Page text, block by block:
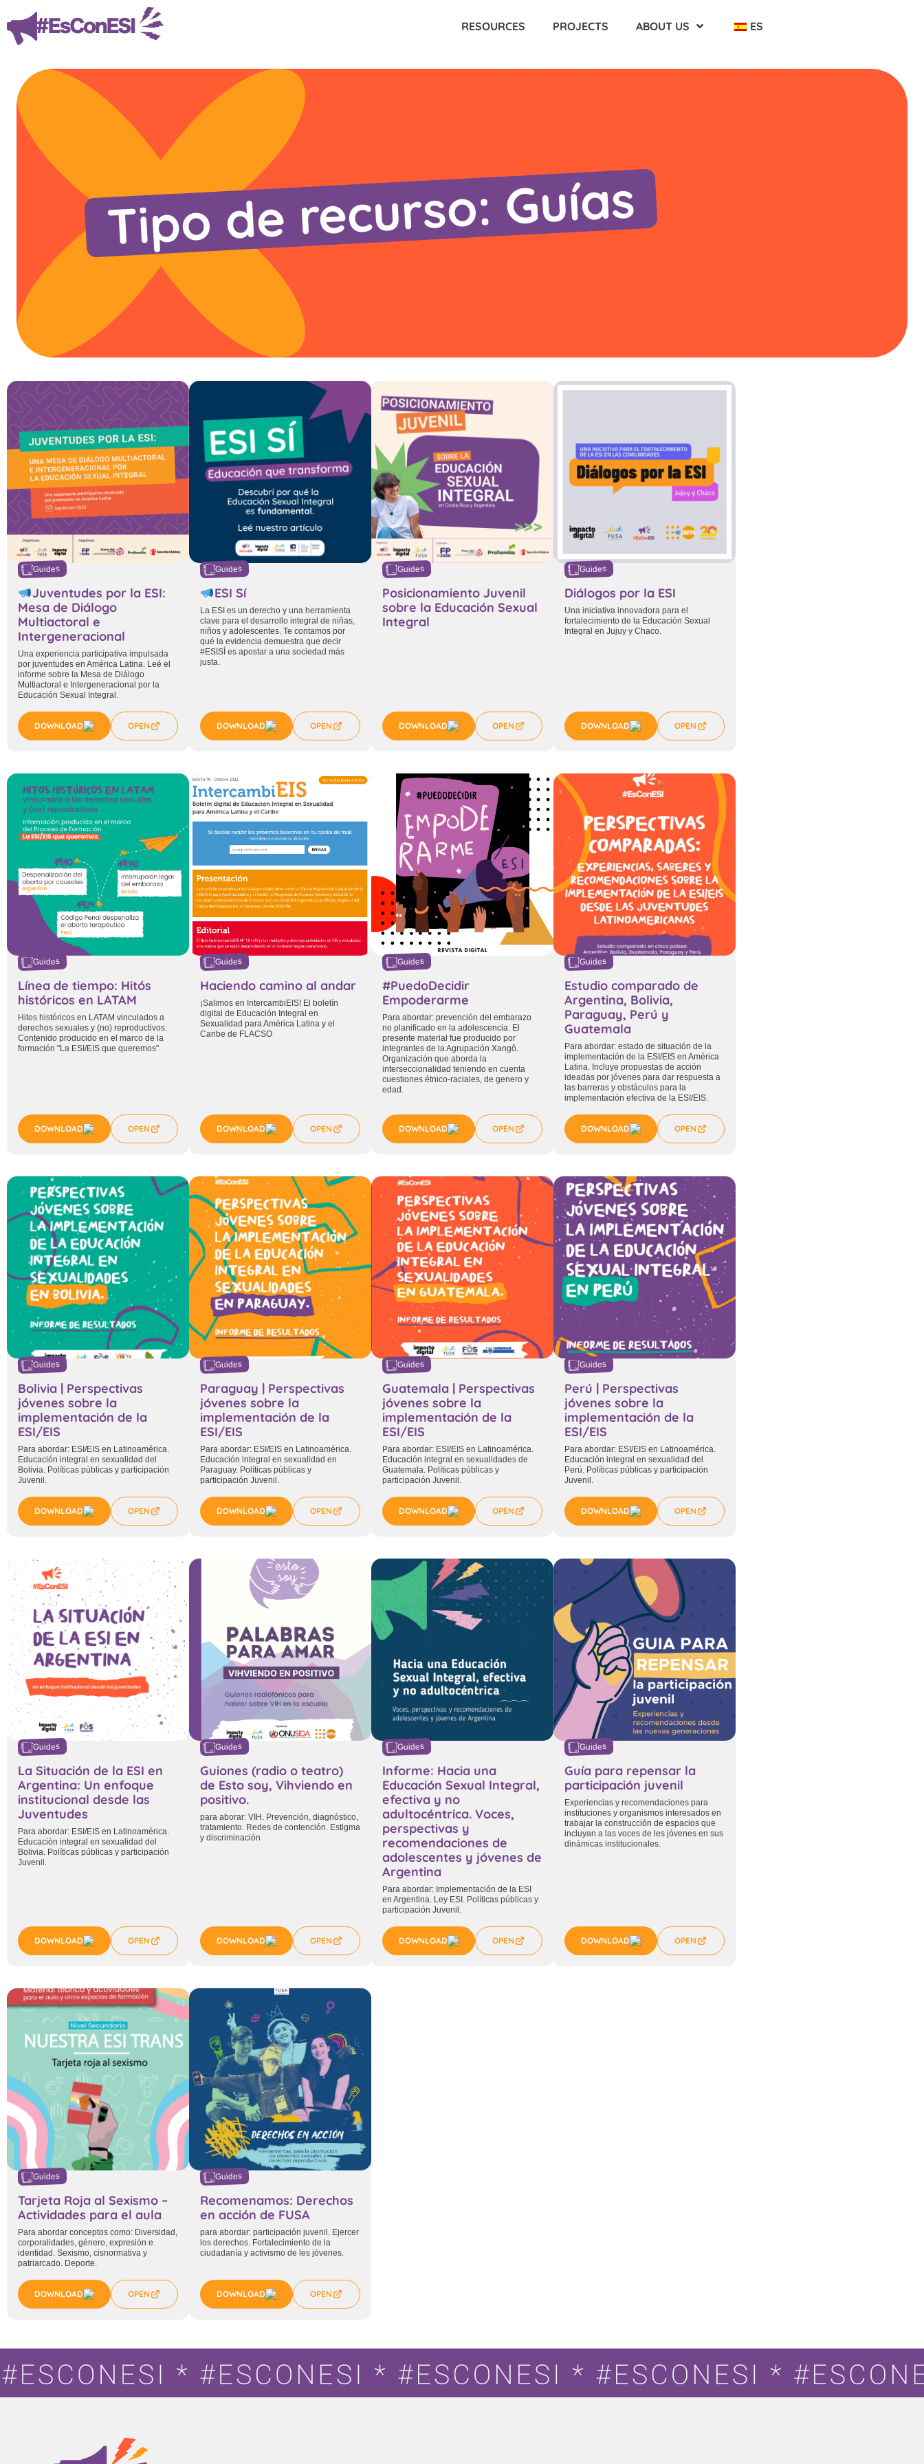
RESOURCES PROJECTS ABOUT US ES
Tipo de recurso: Guías
Guides
Juventudes por la ESI:
Mesa de Diálogo
Multiactoral e
Intergeneracional
Una experiencia participativa impulsada
por juventudes en América Latina. Leé el
informe sobre la Mesa de Diálogo
Multiactoral e Intergeneracional por la
Educación Sexual Integral.
DOWNLOAD OPEN
Guides
ESI Sí
La ESI es un derecho y una herramienta
clave para el desarrollo integral de niñas,
niños y adolescentes. Te contamos por
qué la evidencia demuestra que decir
#ESISÍ es apostar a una sociedad más
justa.
DOWNLOAD OPEN
Guides
Posicionamiento Juvenil
sobre la Educación Sexual
Integral
DOWNLOAD OPEN
Guides
Diálogos por la ESI
Una iniciativa innovadora para el
fortalecimiento de la Educación Sexual
Integral en Jujuy y Chaco.
DOWNLOAD OPEN
Guides
Línea de tiempo: Hitós
históricos en LATAM
Hitos históricos en LATAM vinculados a
derechos sexuales y (no) reproductivos.
Contenido producido en el marco de la
formación "La ESI/EIS que queremos".
DOWNLOAD OPEN
Guides
Haciendo camino al andar
¡Salimos en IntercambiEIS! El boletín
digital de Educación Integral en
Sexualidad para América Latina y el
Caribe de FLACSO
DOWNLOAD OPEN
Guides
#PuedoDecidir
Empoderarme
Para abordar: prevención del embarazo
no planificado en la adolescencia. El
presente material fue producido por
integrantes de la Agrupación Xangô.
Organización que aborda la
interseccionalidad teniendo en cuenta
cuestiones étnico-raciales, de genero y
edad.
DOWNLOAD OPEN
Guides
Estudio comparado de
Argentina, Bolivia,
Paraguay, Perú y
Guatemala
Para abordar: estado de situación de la
implementación de la ESI/EIS en América
Latina. Incluye propuestas de acción
ideadas por jóvenes para dar respuesta a
las barreras y obstáculos para la
implementación efectiva de la ESI/EIS.
DOWNLOAD OPEN
Guides
Bolivia | Perspectivas
jóvenes sobre la
implementación de la
ESI/EIS
Para abordar: ESI/EIS en Latinoamérica.
Educación integral en sexualidad del
Bolivia. Políticas públicas y participación
Juvenil.
DOWNLOAD OPEN
Guides
Paraguay | Perspectivas
jóvenes sobre la
implementación de la
ESI/EIS
Para abordar: ESI/EIS en Latinoamérica.
Educación integral en sexualidad en
Paraguay. Políticas públicas y
participación Juvenil.
DOWNLOAD OPEN
Guides
Guatemala | Perspectivas
jóvenes sobre la
implementación de la
ESI/EIS
Para abordar: ESI/EIS en Latinoamérica.
Educación integral en sexualidades de
Guatemala. Políticas públicas y
participación Juvenil.
DOWNLOAD OPEN
Guides
Perú | Perspectivas
jóvenes sobre la
implementación de la
ESI/EIS
Para abordar: ESI/EIS en Latinoamérica.
Educación integral en sexualidad del
Perú. Políticas públicas y participación
Juvenil.
DOWNLOAD OPEN
Guides
La Situación de la ESI en
Argentina: Un enfoque
institucional desde las
Juventudes
Para abordar: ESI/EIS en Latinoamérica.
Educación integral en sexualidad del
Bolivia. Políticas públicas y participación
Juvenil.
DOWNLOAD OPEN
Guides
Guiones (radio o teatro)
de Esto soy, Vihviendo en
positivo.
para aborar: VIH. Prevención, diagnóstico,
tratamiento. Redes de contención. Estigma
y discriminación
DOWNLOAD OPEN
Guides
Informe: Hacia una
Educación Sexual Integral,
efectiva y no
adultocéntrica. Voces,
perspectivas y
recomendaciones de
adolescentes y jóvenes de
Argentina
Para abordar: Implementación de la ESI
en Argentina. Ley ESI. Políticas públicas y
participación Juvenil.
DOWNLOAD OPEN
Guides
Guía para repensar la
participación juvenil
Experiencias y recomendaciones para
instituciones y organismos interesados en
trabajar la construcción de espacios que
incluyan a las voces de les jóvenes en sus
dinámicas institucionales.
DOWNLOAD OPEN
Guides
Tarjeta Roja al Sexismo –
Actividades para el aula
Para abordar conceptos como: Diversidad,
corporalidades, género, expresión e
identidad. Sexismo, cisnormativa y
patriarcado. Deporte.
DOWNLOAD OPEN
Guides
Recomenamos: Derechos
en acción de FUSA
para abordar: participación juvenil. Ejercer
los derechos. Fortalecimiento de la
ciudadanía y activismo de les jóvenes.
DOWNLOAD OPEN